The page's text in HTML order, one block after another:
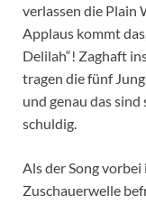
verlassen die Plain
Applaus kommt
Delilah“! Zaghaft
tragen die fünf
und genau das sind
schuldig.
Als der Song
Zuschauerwelle